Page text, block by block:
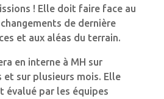
! Elle doit faire face au
de dernière
et aux aléas du terrain.
en interne à MH sur
et sur plusieurs mois. Elle
évalué par les équipes